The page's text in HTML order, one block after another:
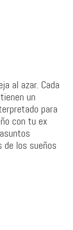
al azar. Cada
un
para
con tu ex
de los sueños